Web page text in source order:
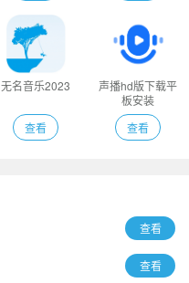
无名音乐2023
查看
声播hd版下载平
板安装
查看
查看
查看